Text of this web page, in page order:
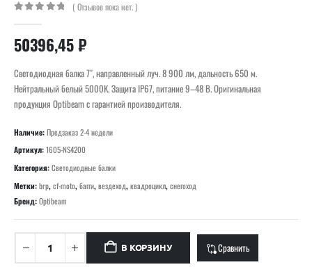
( Отзывов пока нет. )
50396,45₽
Светодиодная балка 7″, направленный луч. 8 900 лм, дальность 650 м.
Нейтральный белый 5000K. Защита IP67, питание 9–48 В. Оригинальная
продукция Optibeam с гарантией производителя.
Наличие:Предзаказ 2-4 недели
Артикул:1605-NS4200
Категория:Светодиодные балки
Метки:brp,cf-moto,багги,вездеход,квадроцикл,снегоход
Бренд:Optibeam
В КОРЗИНУ Сравнить